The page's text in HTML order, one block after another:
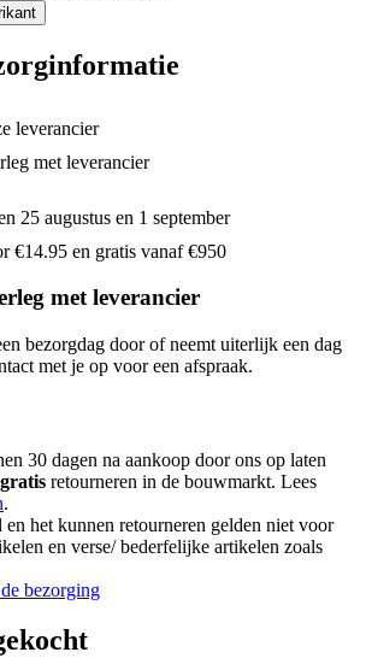
leverancier
met leverancier
25 augustus en 1 september
€14.95 en gratis vanaf €950
met leverancier
bezorgdag door of neemt uiterlijk een dag
met je op voor een afspraak.
30 dagen na aankoop door ons op laten
gratis retourneren in de bouwmarkt. Lees
.
het kunnen retourneren gelden niet voor
en verse/ bederfelijke artikelen zoals
bezorging